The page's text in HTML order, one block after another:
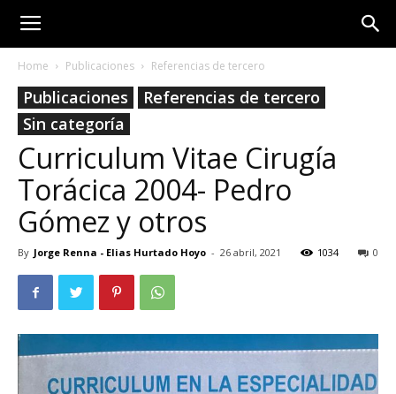
Home Publicaciones Referencias de tercero
Publicaciones
Referencias de tercero
Sin categoría
Curriculum Vitae Cirugía
Torácica 2004- Pedro
Gómez y otros
By Jorge Renna - Elias Hurtado Hoyo - 26 abril, 2021 0
1034